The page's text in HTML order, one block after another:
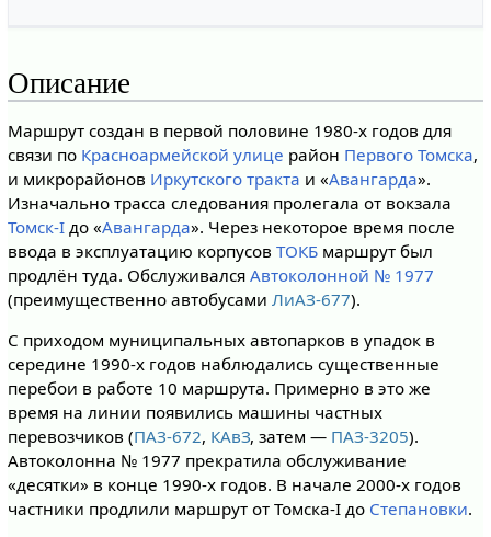
Описание
Маршрут создан в первой половине 1980-х годов для
связи по Красноармейской улице район Первого Томска,
и микрорайонов Иркутского тракта и «Авангарда».
Изначально трасса следования пролегала от вокзала
Томск-Iдо «Авангарда». Через некоторое время после
ввода в эксплуатацию корпусов ТОКБмаршрут был
продлён туда. Обслуживался Автоколонной № 1977
(преимущественно автобусами ЛиАЗ-677).
С приходом муниципальных автопарков в упадок в
середине 1990-х годов наблюдались существенные
перебои в работе 10 маршрута. Примерно в это же
время на линии появились машины частных
перевозчиков (ПАЗ-672, КАвЗ, затем — ПАЗ-3205).
Автоколонна № 1977 прекратила обслуживание
«десятки» в конце 1990-х годов. В начале 2000-х годов
частники продлили маршрут от Томска-I до Степановки.